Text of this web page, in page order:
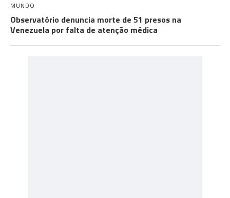
MUNDO
Observatório denuncia morte de 51 presos na
Venezuela por falta de atenção médica